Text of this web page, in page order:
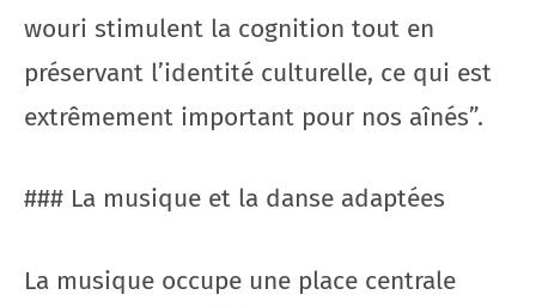
wouri stimulent la cognition tout en
préservant l’identité culturelle, ce qui est
extrêmement important pour nos aînés”.
### La musique et la danse adaptées
La musique occupe une place centrale